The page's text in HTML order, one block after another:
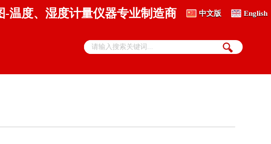
中文版 English
-温度、湿度计量仪器专业制造商